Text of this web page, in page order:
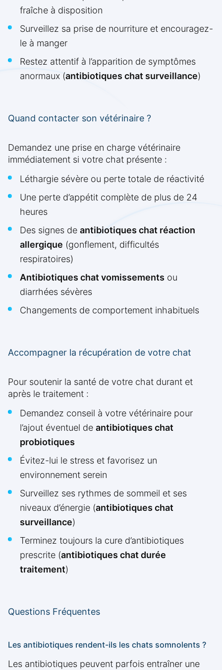
fraîche à disposition
Surveillez sa prise de nourriture et encouragez-
le à manger
Restez attentif à l’apparition de symptômes
anormaux (antibiotiques chat surveillance)
Quand contacter son vétérinaire ?
Demandez une prise en charge vétérinaire
immédiatement si votre chat présente :
Léthargie sévère ou perte totale de réactivité
Une perte d’appétit complète de plus de 24
heures
Des signes de antibiotiques chat réaction
allergique (gonflement, difficultés
respiratoires)
Antibiotiques chat vomissements ou
diarrhées sévères
Changements de comportement inhabituels
Accompagner la récupération de votre chat
Pour soutenir la santé de votre chat durant et
après le traitement :
Demandez conseil à votre vétérinaire pour
l’ajout éventuel de antibiotiques chat
probiotiques
Évitez-lui le stress et favorisez un
environnement serein
Surveillez ses rythmes de sommeil et ses
niveaux d’énergie (antibiotiques chat
surveillance)
Terminez toujours la cure d’antibiotiques
prescrite (antibiotiques chat durée
traitement)
Questions Fréquentes
Les antibiotiques rendent-ils les chats somnolents ?
Les antibiotiques peuvent parfois entraîner une